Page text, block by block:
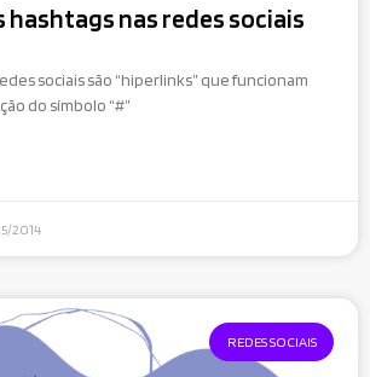
hashtags nas redes sociais
sociais são “hiperlinks” que funcionam
do símbolo “#”
2014
REDES SOCIAIS